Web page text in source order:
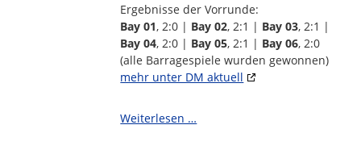
Ergebnisse der Vorrunde:
Bay 01, 2:0 | Bay 02, 2:1 | Bay 03, 2:1 |
Bay 04, 2:0 | Bay 05, 2:1 | Bay 06, 2:0
(alle Barragespiele wurden gewonnen)
mehr unter DM aktuell
Weiterlesen …